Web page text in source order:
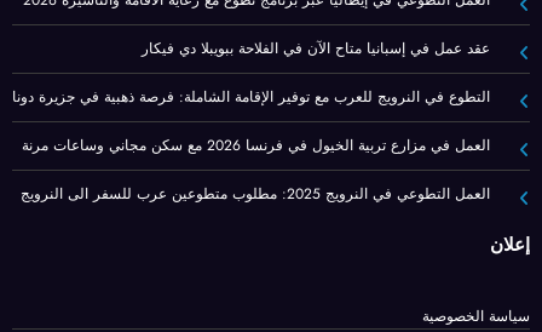
عقد عمل في إسبانيا متاح الآن في الفلاحة ببويبلا دي فيكار
التطوع في النرويج للعرب مع توفير الإقامة الشاملة: فرصة ذهبية في جزيرة دونا
العمل في مزارع تربية الخيول في فرنسا 2026 مع سكن مجاني وساعات مرنة
العمل التطوعي في النرويج 2025: مطلوب متطوعين عرب للسفر الى النرويج
إعلان
سياسة الخصوصية